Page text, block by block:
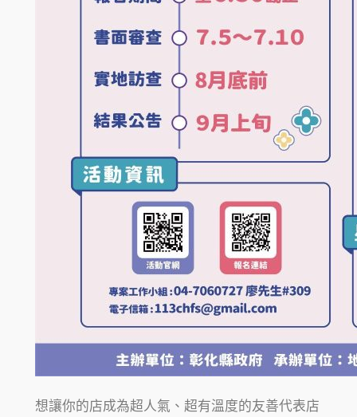
想讓你的店成為超人氣、超有溫度的友善代表店